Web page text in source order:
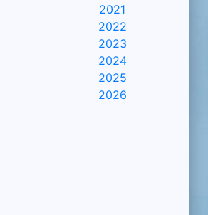
2021
2022
2023
2024
2025
2026